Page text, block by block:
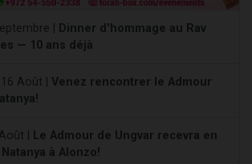
| Dinner d'hommage au Rav
— 10 ans déjà
Août | Venez rencontrer le Admour
| Le Admour de Ungvar recevra en
à Alonzo!